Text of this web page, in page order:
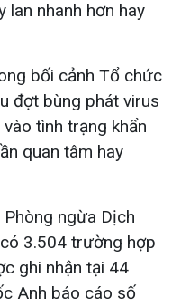
lan nhanh hơn hay
bối cảnh Tổ chức
đợt bùng phát virus
tình trạng khẩn
quan tâm hay
ngừa Dịch
3.504 trường hợp
ghi nhận tại 44
Anh báo cáo số